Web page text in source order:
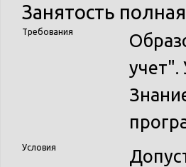
Занятость
Требования
учет".
Условия